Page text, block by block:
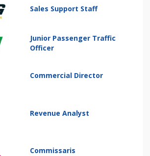
Sales Support Staff
Junior Passenger Traffic
Officer
Commercial Director
Revenue Analyst
Commissaris